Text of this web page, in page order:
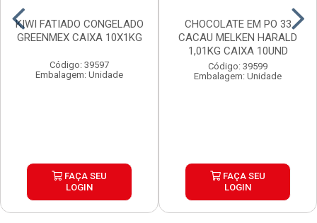
KIWI FATIADO CONGELADO
GREENMEX CAIXA 10X1KG
Código: 39597
Embalagem: Unidade
FAÇA SEU
LOGIN
CHOCOLATE EM PO 33
CACAU MELKEN HARALD
1,01KG CAIXA 10UND
Código: 39599
Embalagem: Unidade
FAÇA SEU
LOGIN